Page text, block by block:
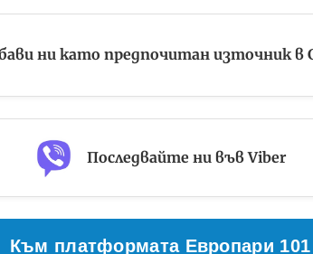
ни като предпочитан източник в
Последвайте ни във Viber
Към платформата Европари 101